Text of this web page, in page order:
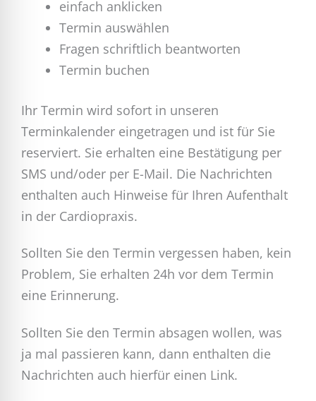
einfach anklicken
Termin auswählen
Fragen schriftlich beantworten
Termin buchen
Ihr Termin wird sofort in unseren
Terminkalender eingetragen und ist für Sie
reserviert. Sie erhalten eine Bestätigung per
SMS und/oder per E-Mail. Die Nachrichten
enthalten auch Hinweise für Ihren Aufenthalt
in der Cardiopraxis.
Sollten Sie den Termin vergessen haben, kein
Problem, Sie erhalten 24h vor dem Termin
eine Erinnerung.
Sollten Sie den Termin absagen wollen, was
ja mal passieren kann, dann enthalten die
Nachrichten auch hierfür einen Link.